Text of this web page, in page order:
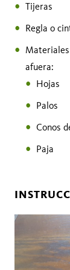
Tijeras
Regla o
afuera:
Hojas
Palos
Conos
Paja